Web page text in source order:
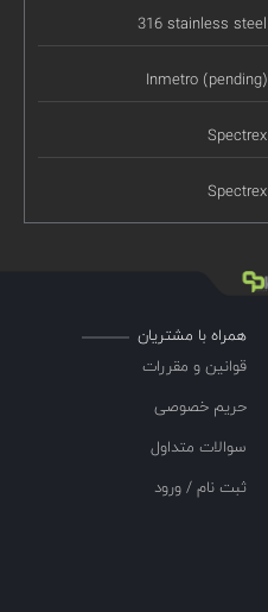
316 stainless steel
Inmetro (pending)
Spectrex
Spectrex
همراه با مشتریان
قوانین و مقررات
حریم خصوصی
سوالات متداول
ثبت نام / ورود